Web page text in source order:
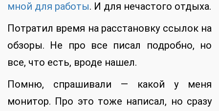
мной для работы. И для нечастого отдыха.
Потратил время на расстановку ссылок на
обзоры. Не про все писал подробно, но
все, что есть, вроде нашел.
Помню, спрашивали — какой у меня
монитор. Про это тоже написал, но сразу